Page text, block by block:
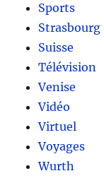
Sports
Strasbourg
Suisse
Télévision
Venise
Vidéo
Virtuel
Voyages
Wurth